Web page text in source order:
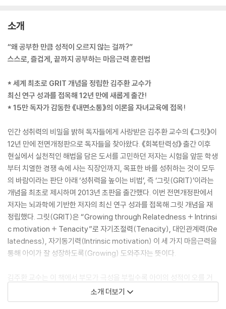
소개
“왜 공부한 만큼 성적이 오르지 않는 걸까?”
스스로, 즐겁게, 끝까지 공부하는 마음근력 훈련법
* 세계 최초로 GRIT 개념을 정립한 김주환 교수가
최신 연구 성과를 접목해 12년 만에 새롭게 출간!
* 15만 독자가 감동한 《내면소통》의 이론을 자녀교육에 접목!
인간 성취력의 비밀을 밝혀 독자들에게 사랑받은 김주환 교수의 《그릿》이
12년 만에 전면개정판으로 독자들을 찾아왔다. 《회복탄력성》 출간 이후
현실에서 실천적인 해법을 담은 도서를 고민하던 저자는 시험을 앞둔 학생
부터 치열한 경쟁 속에 사는 직장인까지, 목표한 바를 성취하는 것이 모두
의 바람이라는 판단 아래 ‘성취력을 높이는 비법’, 즉 ‘그릿(GRIT)’이라는
개념을 최초로 제시하며 2013년 초판을 출간했다. 이번 전면개정판에서
저자는 뇌과학에 기반한 저자의 최신 연구 성과를 접목해 그릿 개념을 재
정립했다. 그릿(GRIT)은 “Growing through Relatedness + Intrinsi
c motivation + Tenacity”로 자기조절력(Tenacity), 대인관계력(Re
latedness), 자기동기력(Intrinsic motivation) 이 세 가지 마음근력을
통해 아이가 잘 성장하도록(Growing) 도와주자는 뜻이다.
김주환 교수는 이 책에서 부모가 극성을 부릴수록 아이의 성적이 오를 거
라고 생각하는 건 큰 착각이며, 부모가 그토록 바라는 성적 향상의 관건은
성취력의 근원인 ‘그릿’을 갖추고 있느냐에 달렸다고 단언한다. “그릿, 즉
소개 더보기